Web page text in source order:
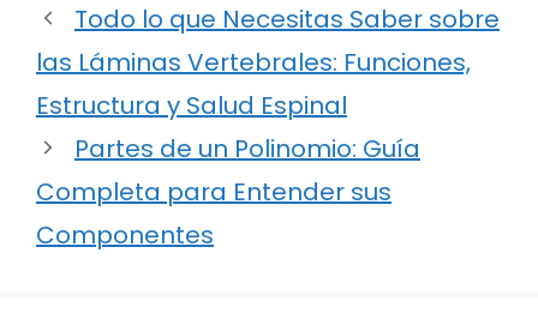
Todo lo que Necesitas Saber sobre
las Láminas Vertebrales: Funciones,
Estructura y Salud Espinal
Partes de un Polinomio: Guía
Completa para Entender sus
Componentes